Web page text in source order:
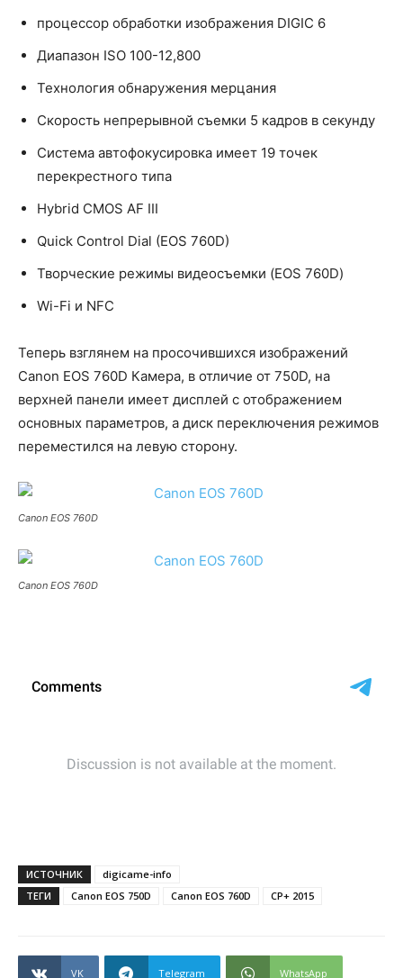
процессор обработки изображения DIGIC 6
Диапазон ISO 100-12,800
Технология обнаружения мерцания
Скорость непрерывной съемки 5 кадров в секунду
Система автофокусировка имеет 19 точек
перекрестного типа
Hybrid CMOS AF III
Quick Control Dial (EOS 760D)
Творческие режимы видеосъемки (EOS 760D)
Wi-Fi и NFC
Теперь взглянем на просочившихся изображений
Canon EOS 760D Камера, в отличие от 750D, на
верхней панели имеет дисплей с отображением
основных параметров, а диск переключения режимов
переместился на левую сторону.
Canon EOS 760D
Canon EOS 760D
ИСТОЧНИК
digicame-info
ТЕГИ
Canon EOS 750D Canon EOS 760D CP+ 2015
VK Telegram WhatsApp